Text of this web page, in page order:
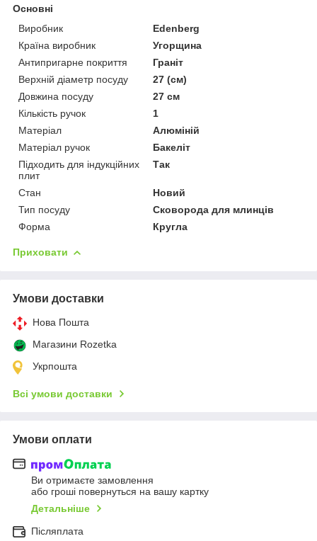
Основні
Виробник
Edenberg
Країна виробник
Угорщина
Антипригарне покриття
Граніт
Верхній діаметр посуду
27 (см)
Довжина посуду
27 см
Кількість ручок
1
Матеріал
Алюміній
Матеріал ручок
Бакеліт
Підходить для індукційних
плит
Так
Стан
Новий
Тип посуду
Сковорода для млинців
Форма
Кругла
Приховати
Умови доставки
Нова Пошта
Магазини Rozetka
Укрпошта
Всі умови доставки
Умови оплати
Ви отримаєте замовлення
або гроші повернуться на вашу картку
Детальніше
Післяплата